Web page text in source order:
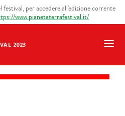
2023
per accedere all'edizione corrente
www.pianetaterrafestival.it/